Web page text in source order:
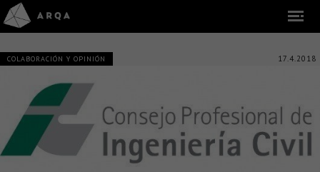
COLABORACIÓN Y OPINIÓN 17.4.2018